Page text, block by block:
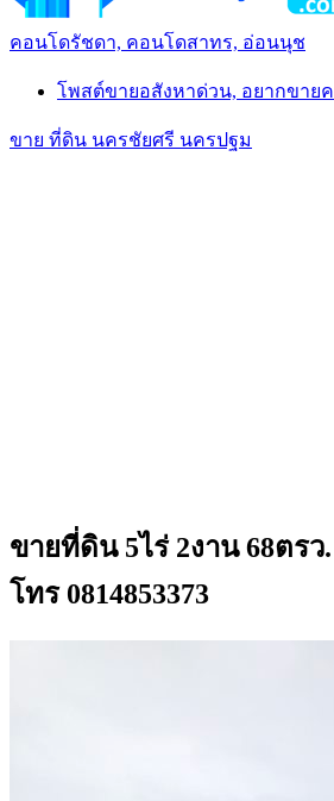
คอนโดรัชดา, คอนโดสาทร, อ่อนนุช
โพสต์ขายอสังหาด่วน, อยากขาย
ขาย ที่ดิน นครชัยศรี นครปฐม
ขายที่ดิน 5ไร่ 2งาน 68ตร
โทร 0814853373